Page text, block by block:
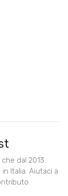
dal 2013
Italia. Aiutaci a